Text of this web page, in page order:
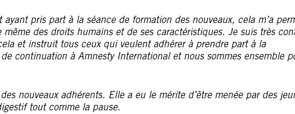
pris part à la séance de formation des nouveaux, cela m’a
des droits humains et de ses caractéristiques. Je suis très
et instruit tous ceux qui veulent adhérer à prendre part à la
continuation à Amnesty International et nous sommes ensemble
nouveaux adhérents. Elle a eu le mérite d’être menée par des
tout comme la pause.